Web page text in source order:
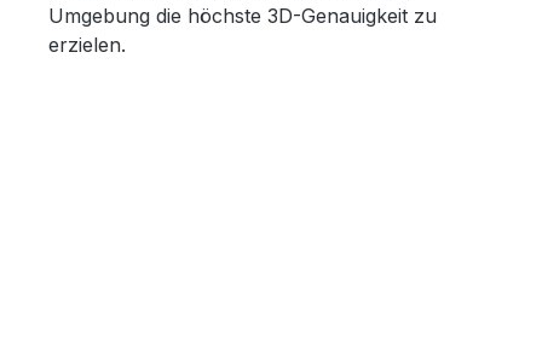
Umgebung die höchste 3D-Genauigkeit zu
erzielen.